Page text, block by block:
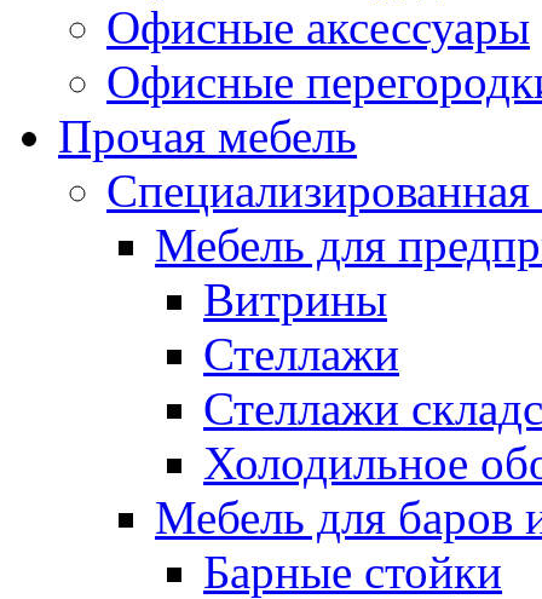
Офисные аксессуары
Офисные
Прочая мебель
Специализированная
Мебель для
Витрины
Стеллажи
Стеллажи
Холодильное
Мебель для баров
Барные стойки